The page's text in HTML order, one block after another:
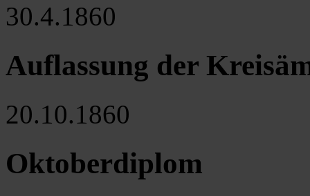
30.4.1860
Auflassung der
20.10.1860
Oktoberdiplom